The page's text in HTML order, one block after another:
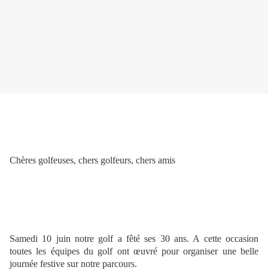
Chères golfeuses, chers golfeurs, chers amis
Samedi 10 juin notre golf a fêté ses 30 ans. A cette occasion
toutes les équipes du golf ont œuvré pour organiser une belle
journée festive sur notre parcours.